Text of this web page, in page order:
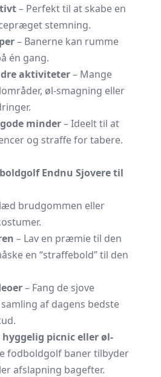
– Perfekt til at skabe en
stemning.
– Banerne kan rumme
én gang.
aktiviteter– Mange
øl-smagning eller
minder– Ideelt til at
og straffe for tabere.
Endnu Sjovere til
brudgommen eller
– Lav en præmie til den
en “straffebold” til den
– Fang de sjove
af dagens bedste
picnic eller øl-
fodboldgolf baner tilbyder
afslapning bagefter.